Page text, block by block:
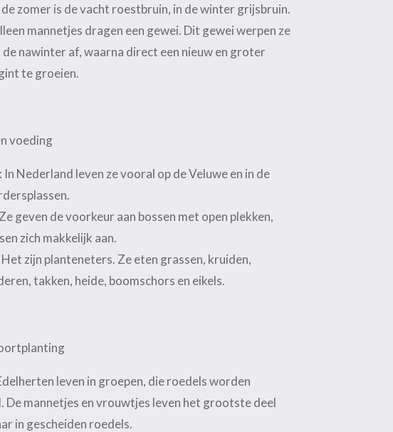
de zomer is de vacht roestbruin, in de winter grijsbruin.
mannetjes dragen een gewei. Dit gewei werpen ze
de nawinter af, waarna direct een nieuw en groter
te groeien.
voeding
In Nederland leven ze vooral op deVeluween in de
geven de voorkeur aan bossen met open plekken,
zich makkelijk aan.
Het zijn planteneters. Ze eten grassen, kruiden,
takken, heide, boomschors en eikels.
leven in groepen, die roedels worden
De mannetjes en vrouwtjes leven het grootste deel
in gescheiden roedels.